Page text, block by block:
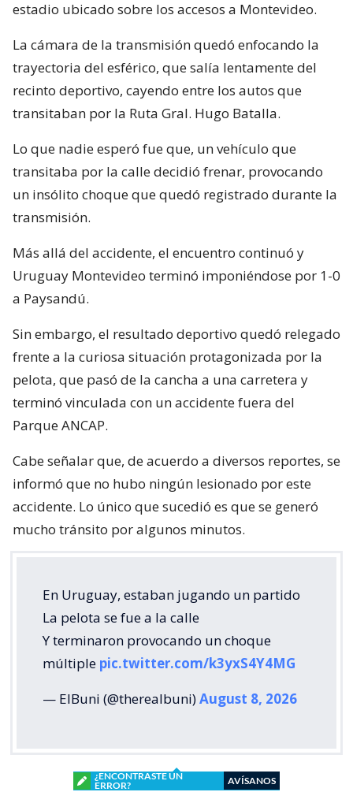
estadio ubicado sobre los accesos a Montevideo.
La cámara de la transmisión quedó enfocando la
trayectoria del esférico, que salía lentamente del
recinto deportivo, cayendo entre los autos que
transitaban por la Ruta Gral. Hugo Batalla.
Lo que nadie esperó fue que, un vehículo que
transitaba por la calle decidió frenar, provocando
un insólito choque que quedó registrado durante la
transmisión.
Más allá del accidente, el encuentro continuó y
Uruguay Montevideo terminó imponiéndose por 1-0
a Paysandú.
Sin embargo, el resultado deportivo quedó relegado
frente a la curiosa situación protagonizada por la
pelota, que pasó de la cancha a una carretera y
terminó vinculada con un accidente fuera del
Parque ANCAP.
Cabe señalar que, de acuerdo a diversos reportes, se
informó que no hubo ningún lesionado por este
accidente. Lo único que sucedió es que se generó
mucho tránsito por algunos minutos.
En Uruguay, estaban jugando un partido
La pelota se fue a la calle
Y terminaron provocando un choque
múltiple pic.twitter.com/k3yxS4Y4MG
— ElBuni (@therealbuni)August 8, 2026
¿ENCONTRASTE UN
ERROR?
AVÍSANOS